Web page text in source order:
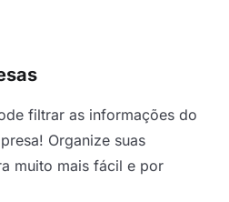
filtrar as informações do
Organize suas
muito mais fácil e por